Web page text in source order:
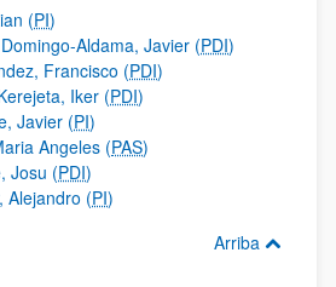
(PI)
Aldama, Javier (PDI)
Francisco (PDI)
Iker (PDI)
Javier (PI)
Angeles (PAS)
Josu (PDI)
Alejandro (PI)
Arriba